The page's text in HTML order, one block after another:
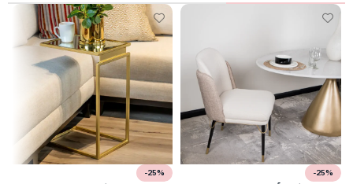
-25%
-25%